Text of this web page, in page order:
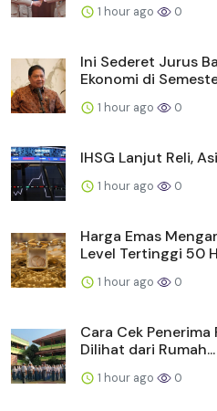
1 hour ago 0
Ini Sederet Jurus
Ekonomi di
1 hour ago 0
IHSG Lanjut Reli,
1 hour ago 0
Harga Emas
Level Tertinggi 50
1 hour ago 0
Cara Cek Penerima
Dilihat dari Rumah...
1 hour ago 0